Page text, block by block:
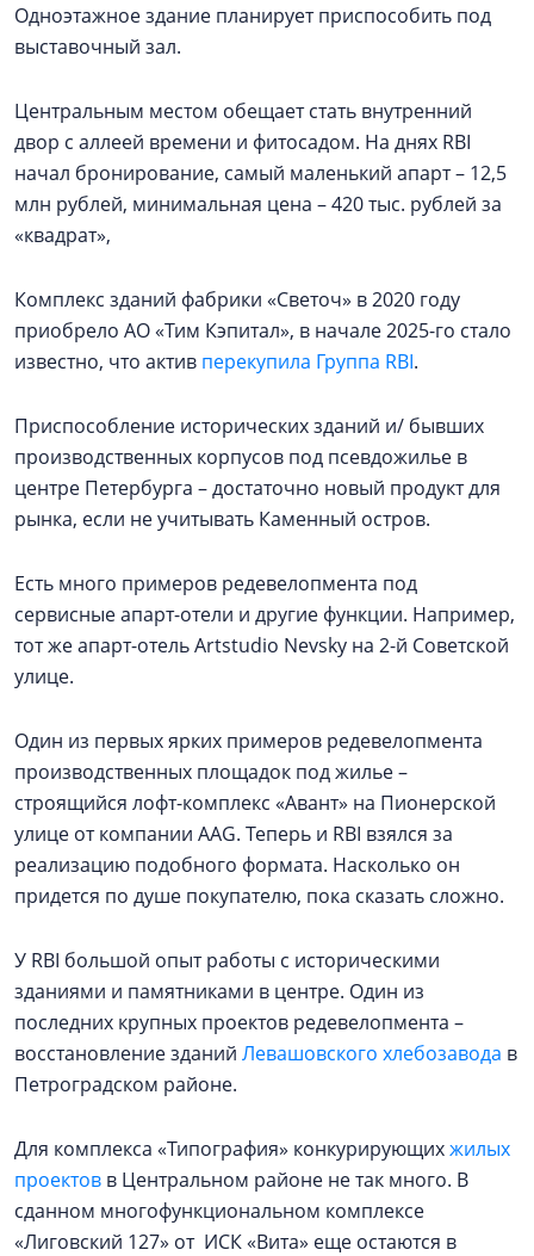
Одноэтажное здание планирует приспособить под
выставочный зал.
Центральным местом обещает стать внутренний
двор с аллеей времени и фитосадом. На днях RBI
начал бронирование, самый маленький апарт – 12,5
млн рублей, минимальная цена – 420 тыс. рублей за
«квадрат»,
Комплекс зданий фабрики «Светоч» в 2020 году
приобрело АО «Тим Кэпитал», в начале 2025-го стало
известно, что актив перекупила Группа RBI.
Приспособление исторических зданий и/ бывших
производственных корпусов под псевдожилье в
центре Петербурга – достаточно новый продукт для
рынка, если не учитывать Каменный остров.
Есть много примеров редевелопмента под
сервисные апарт-отели и другие функции. Например,
тот же апарт-отель Artstudio Nevsky на 2-й Советской
улице.
Один из первых ярких примеров редевелопмента
производственных площадок под жилье –
строящийся лофт-комплекс «Авант» на Пионерской
улице от компании AAG. Теперь и RBI взялся за
реализацию подобного формата. Насколько он
придется по душе покупателю, пока сказать сложно.
У RBI большой опыт работы с историческими
зданиями и памятниками в центре. Один из
последних крупных проектов редевелопмента –
восстановление зданий Левашовского хлебозавода в
Петроградском районе.
Для комплекса «Типография» конкурирующихжилых
проектов в Центральном районе не так много. В
сданном многофункциональном комплексе
«Лиговский 127» от ИСК «Вита» еще остаются в